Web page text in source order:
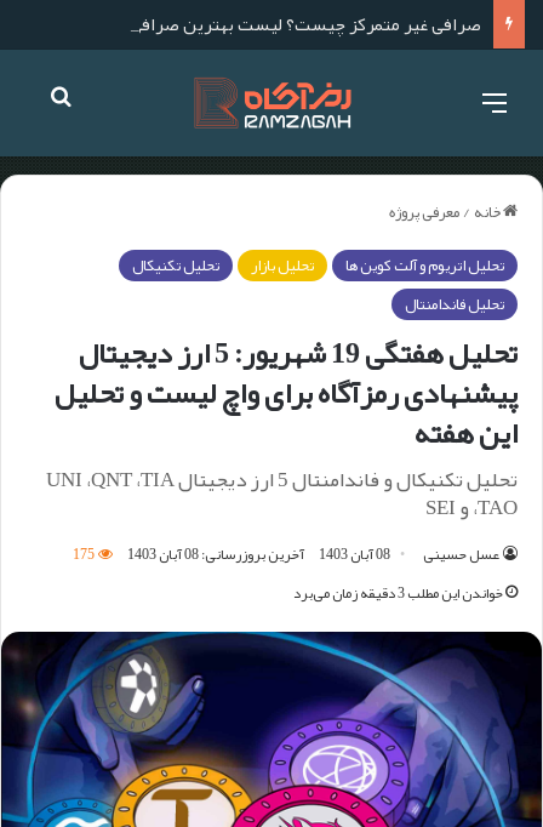
خانه/معرفی پروژه
تحلیل اتریوم و آلت کوین ها
تحلیل بازار
تحلیل تکنیکال
تحلیل فاندامنتال
تحلیل هفتگی 19 شهریور: 5 ارز دیجیتال
پیشنهادی رمزآگاه برای واچ لیست و تحلیل
این هفته
تحلیل تکنیکال و فاندامنتال 5 ارز دیجیتال UNI ،QNT ،TIA
،TAO و SEI
عسل حسینی 08 آبان 1403 آخرین بروزرسانی: 08 آبان 1403
175
خواندن این مطلب 3 دقیقه زمان می‌برد